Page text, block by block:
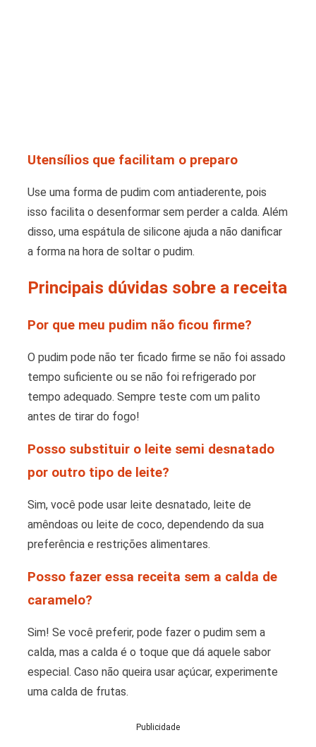
Utensílios que facilitam o preparo
Use uma forma de pudim com antiaderente, pois
isso facilita o desenformar sem perder a calda. Além
disso, uma espátula de silicone ajuda a não danificar
a forma na hora de soltar o pudim.
Principais dúvidas sobre a receita
Por que meu pudim não ficou firme?
O pudim pode não ter ficado firme se não foi assado
tempo suficiente ou se não foi refrigerado por
tempo adequado. Sempre teste com um palito
antes de tirar do fogo!
Posso substituir o leite semi desnatado
por outro tipo de leite?
Sim, você pode usar leite desnatado, leite de
amêndoas ou leite de coco, dependendo da sua
preferência e restrições alimentares.
Posso fazer essa receita sem a calda de
caramelo?
Sim! Se você preferir, pode fazer o pudim sem a
calda, mas a calda é o toque que dá aquele sabor
especial. Caso não queira usar açúcar, experimente
uma calda de frutas.
Publicidade